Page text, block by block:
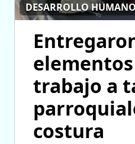
DESARROLLO
trabajo a
costura